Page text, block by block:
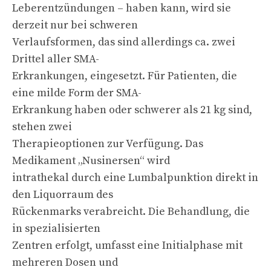
Leberentzündungen – haben kann, wird sie
derzeit nur bei schweren
Verlaufsformen, das sind allerdings ca. zwei
Drittel aller SMA-
Erkrankungen, eingesetzt. Für Patienten, die
eine milde Form der SMA-
Erkrankung haben oder schwerer als 21 kg sind,
stehen zwei
Therapieoptionen zur Verfügung. Das
Medikament „Nusinersen“ wird
intrathekal durch eine Lumbalpunktion direkt in
den Liquorraum des
Rückenmarks verabreicht. Die Behandlung, die
in spezialisierten
Zentren erfolgt, umfasst eine Initialphase mit
mehreren Dosen und